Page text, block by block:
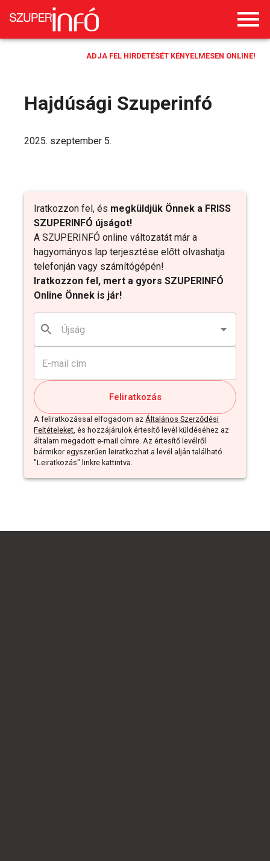
ADJA FEL HIRDETÉSÉT KÉNYELMESEN ONLINE!
Hajdúsági Szuperinfó
Iratkozzon fel, és megküldjük Önnek a FRISS
SZUPERINFÓ újságot!
A SZUPERINFÓ online változatát már a
hagyományos lap terjesztése előtt olvashatja
telefonján vagy számítógépén!
Iratkozzon fel, mert a gyors SZUPERINFÓ
Online Önnek is jár!
Feliratkozás
A feliratkozással elfogadom az Általános Szerződési
Feltételeket, és hozzájárulok értesítő levél küldéséhez az
általam megadott e-mail címre. Az értesítő levélről
bármikor egyszerűen leiratkozhat a levél alján található
"Leiratkozás" linkre kattintva.
2025. szeptember 5.